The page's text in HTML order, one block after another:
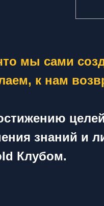
мы сами
к нам
знаний и
Клубом.